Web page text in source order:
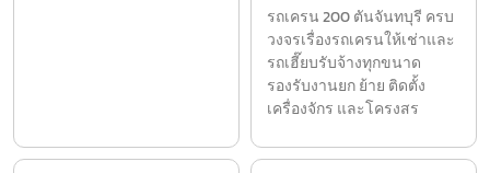
รถเครน 200 ตันจันทบุรี ครบ
วงจรเรื่องรถเครนให้เช่าและ
รถเฮี๊ยบรับจ้างทุกขนาด
รองรับงานยก ย้าย ติดตั้ง
เครื่องจักร และโครงสร